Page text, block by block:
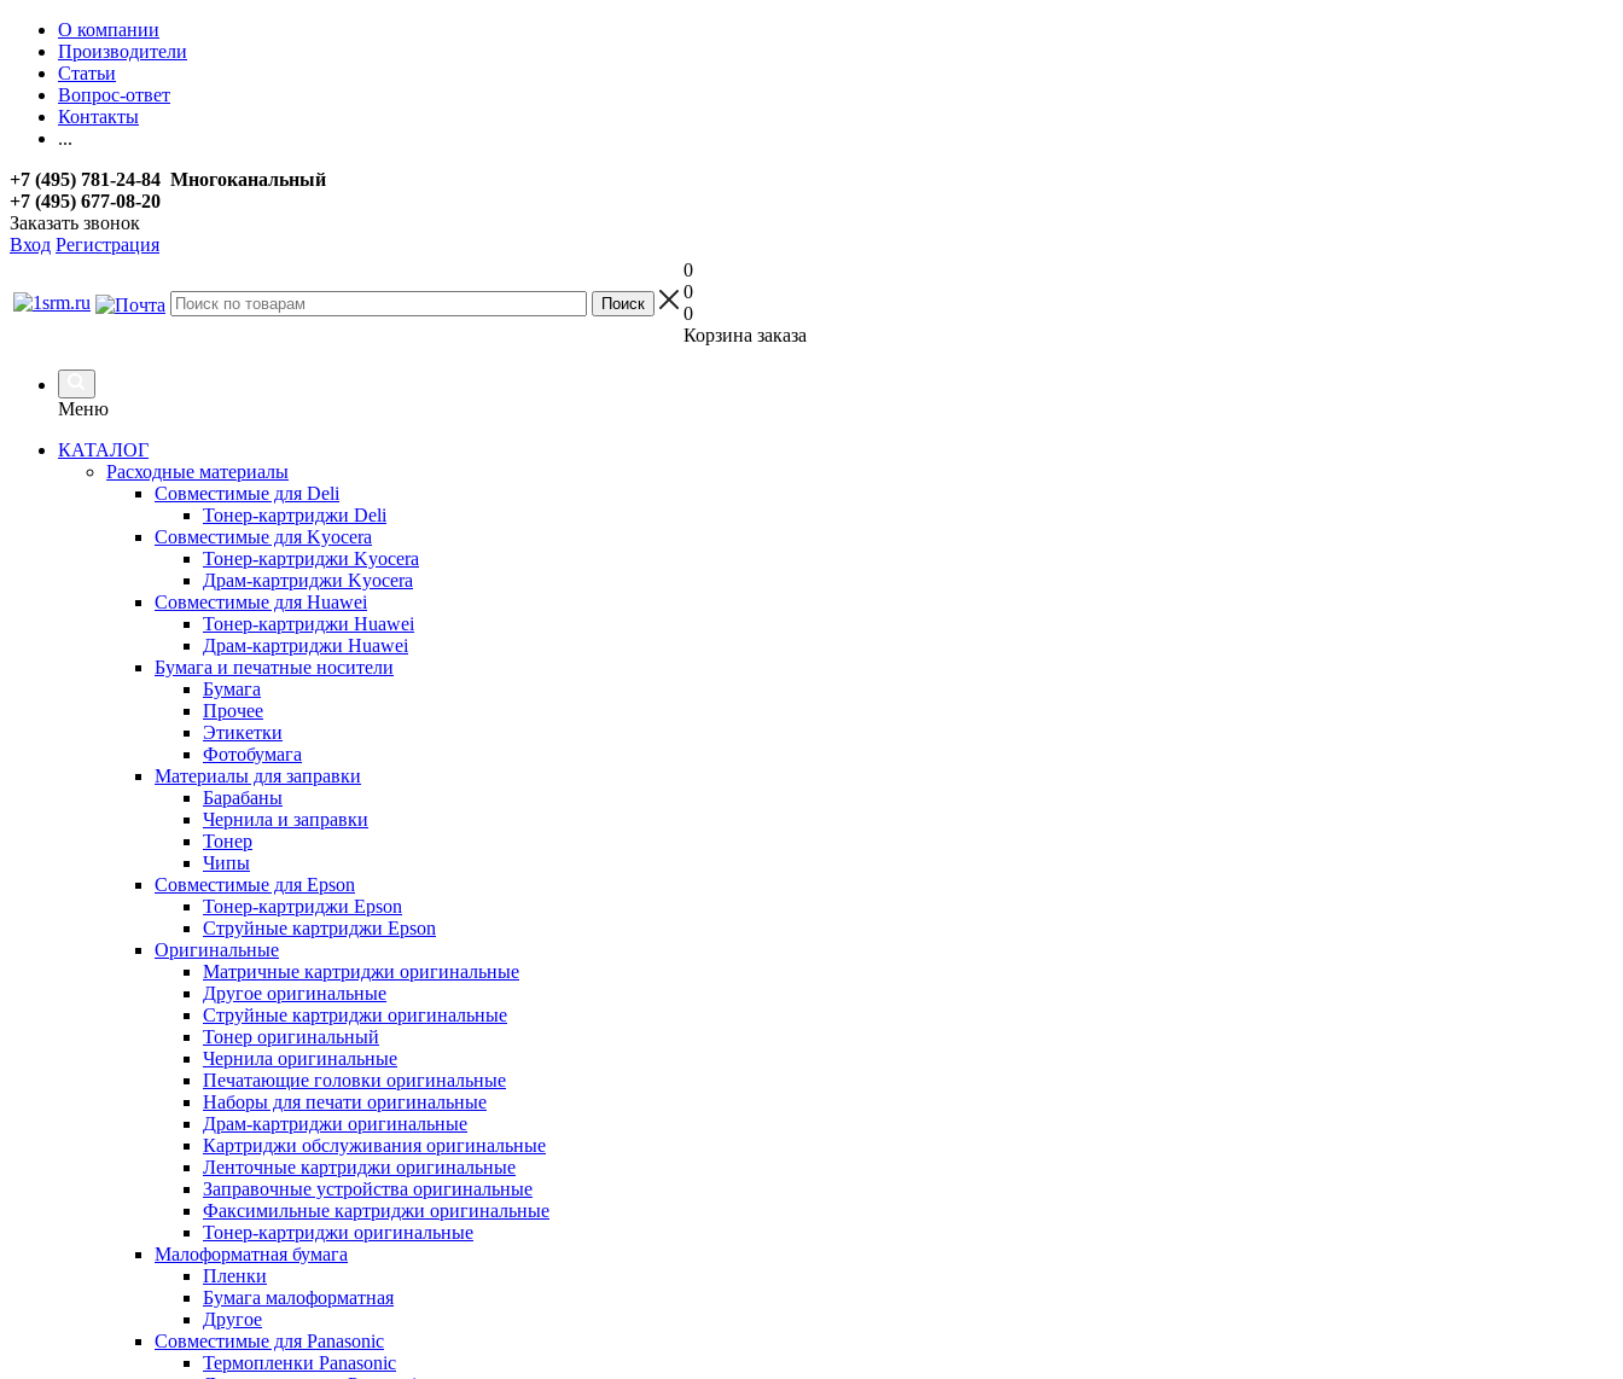
О компании
Производители
Статьи
Вопрос-ответ
Контакты
...
+7 (495) 781-24-84 Многоканальный
+7 (495) 677-08-20
Заказать звонок
Вход Регистрация
0
0
0
Корзина заказа
Меню
КАТАЛОГ
Расходные материалы
Совместимые для Deli
Тонер-картриджи Deli
Совместимые для Kyocera
Тонер-картриджи Kyocera
Драм-картриджи Kyocera
Совместимые для Huawei
Тонер-картриджи Huawei
Драм-картриджи Huawei
Бумага и печатные носители
Бумага
Прочее
Этикетки
Фотобумага
Материалы для заправки
Барабаны
Чернила и заправки
Тонер
Чипы
Совместимые для Epson
Тонер-картриджи Epson
Струйные картриджи Epson
Оригинальные
Матричные картриджи оригинальные
Другое оригинальные
Струйные картриджи оригинальные
Тонер оригинальный
Чернила оригинальные
Печатающие головки оригинальные
Наборы для печати оригинальные
Драм-картриджи оригинальные
Картриджи обслуживания оригинальные
Ленточные картриджи оригинальные
Заправочные устройства оригинальные
Факсимильные картриджи оригинальные
Тонер-картриджи оригинальные
Малоформатная бумага
Пленки
Бумага малоформатная
Другое
Совместимые для Panasonic
Термопленки Panasonic